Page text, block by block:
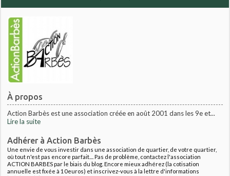
À propos
Action Barbès est une association créée en août 2001 dans les 9e et...
Lire la suite
Adhérer à Action Barbès
Une envie de vous investir dans une association de quartier, de votre quartier,
où tout n'est pas encore parfait.... Pas de problème, contactez l'association
ACTION BARBES par le biais du blog. Encore mieux adhérez (la cotisation
annuelle est fixée à 10euros) et inscrivez-vous à la lettre d'informations